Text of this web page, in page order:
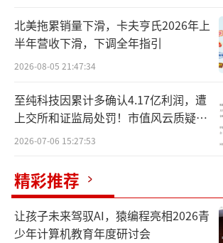
登陆A股后，王氏兄妹才得以主
战略并购，使得公司从一家依托
的企业蜕变为“果链”大厂。
而现如今，立讯精密正
口”，公司把目光聚焦于通信及
车等新业务，企图打破其苹果
颈”；倘若王氏兄妹二人能将利
股将募资重点投向这些领域，
立讯精密再一次实现蜕变。
北美拖累销量下滑，卡夫亨氏2026年上
半年营收下滑，下调全年指引
2026-08-05 21:47:34
至纯科技因累计多确认4.17亿利润，遭
上交所和证监局处罚！市值风云质疑其
财务问题，遭巨额索赔！
2026-07-06 15:27:53
精彩推荐
让孩子未来驾驭AI，猿编程亮相2026青
少年计算机教育年度研讨会